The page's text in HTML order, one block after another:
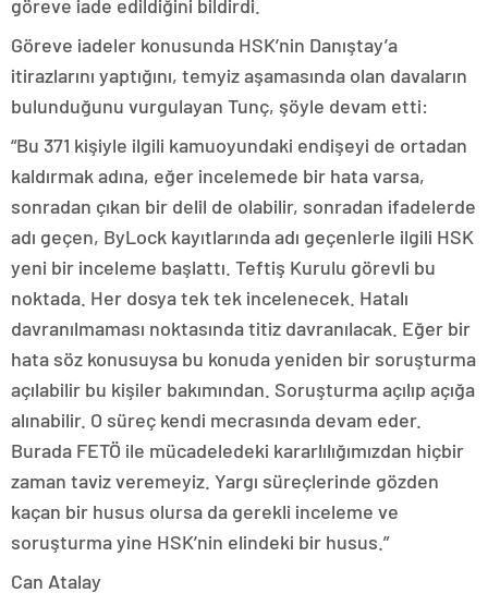
göreve iade edildiğini bildirdi.
Göreve iadeler konusunda HSK’nin Danıştay’a
itirazlarını yaptığını, temyiz aşamasında olan davaların
bulunduğunu vurgulayan Tunç, şöyle devam etti:
“Bu 371 kişiyle ilgili kamuoyundaki endişeyi de ortadan
kaldırmak adına, eğer incelemede bir hata varsa,
sonradan çıkan bir delil de olabilir, sonradan ifadelerde
adı geçen, ByLock kayıtlarında adı geçenlerle ilgili HSK
yeni bir inceleme başlattı. Teftiş Kurulu görevli bu
noktada. Her dosya tek tek incelenecek. Hatalı
davranılmaması noktasında titiz davranılacak. Eğer bir
hata söz konusuysa bu konuda yeniden bir soruşturma
açılabilir bu kişiler bakımından. Soruşturma açılıp açığa
alınabilir. O süreç kendi mecrasında devam eder.
Burada FETÖ ile mücadeledeki kararlılığımızdan hiçbir
zaman taviz veremeyiz. Yargı süreçlerinde gözden
kaçan bir husus olursa da gerekli inceleme ve
soruşturma yine HSK’nin elindeki bir husus.”
Can Atalay